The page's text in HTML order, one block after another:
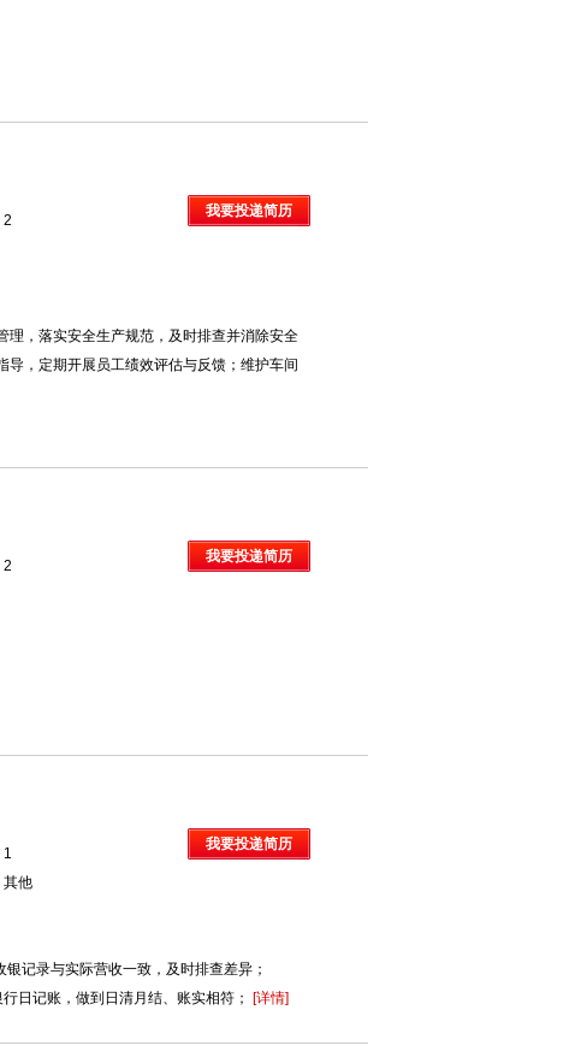
2
理，落实安全生产规范，及时排查并消除安全
，定期开展员工绩效评估与反馈；维护车间
我要投递简历
2
我要投递简历
1
其他
记录与实际营收一致，及时排查差异；
日记账，做到日清月结、账实相符； [详情]
我要投递简历